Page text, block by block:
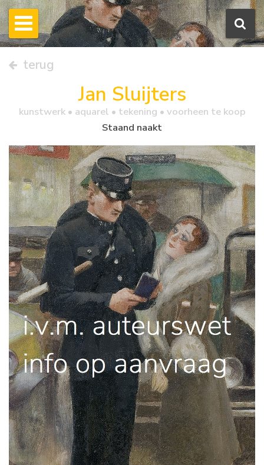
terug
Jan Sluijters
kunstwerk • aquarel • tekening • voorheen te koop
Staand naakt